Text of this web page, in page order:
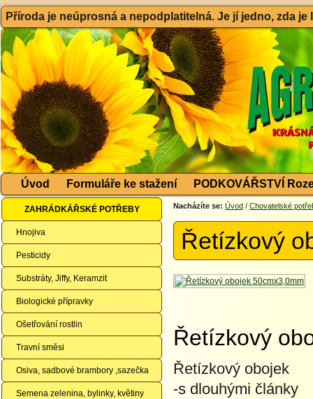
Příroda je neúprosná a nepodplatitelná. Je jí jedno, zda
Úvod Formuláře ke stažení PODKOVÁŘSTVÍ
ZAHRÁDKÁŘSKÉ POTŘEBY
Hnojiva
Pesticidy
Substráty, Jiffy, Keramzit
Biologické přípravky
Ošetřování rostlin
Travní směsi
Osiva, sadbové brambory ,sazečka
Semena zelenina, bylinky, květiny
Nacházíte se: Úvod / Chovatelské
Řetízkový
Řetízkový
Řetízkový obojek
-s dlouhými články